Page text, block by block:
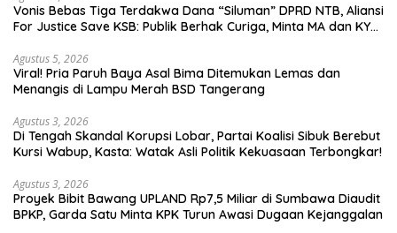
Vonis Bebas Tiga Terdakwa Dana “Siluman” DPRD NTB, Aliansi
For Justice Save KSB: Publik Berhak Curiga, Minta MA dan KY
Agustus 5, 2026
Viral! Pria Paruh Baya Asal Bima Ditemukan Lemas dan
Menangis di Lampu Merah BSD Tangerang
Agustus 3, 2026
Di Tengah Skandal Korupsi Lobar, Partai Koalisi Sibuk Berebut
Kursi Wabup, Kasta: Watak Asli Politik Kekuasaan Terbongkar!
Agustus 3, 2026
Proyek Bibit Bawang UPLAND Rp7,5 Miliar di Sumbawa Diaudit
BPKP, Garda Satu Minta KPK Turun Awasi Dugaan Kejanggalan